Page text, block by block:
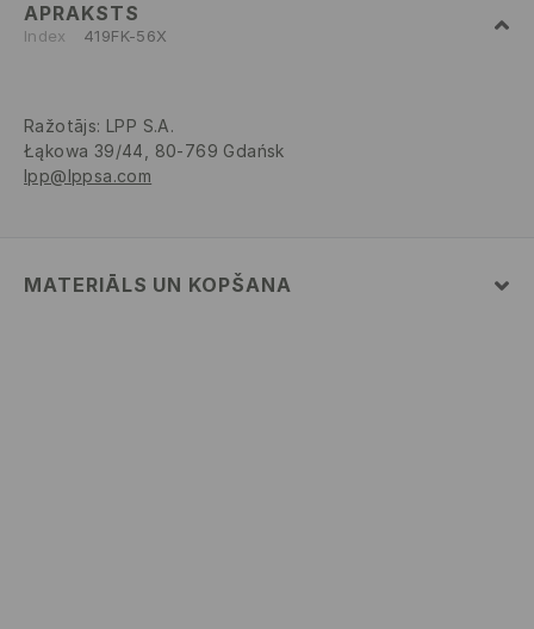
APRAKSTS
Index 419FK-56X
Ražotājs: LPP S.A.
Łąkowa 39/44, 80-769 Gdańsk
lpp@lppsa.com
MATERIĀLS UN KOPŠANA